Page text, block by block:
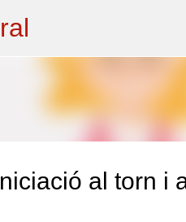
al torn i